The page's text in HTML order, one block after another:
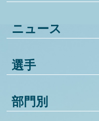
ニュース
選手
部門別